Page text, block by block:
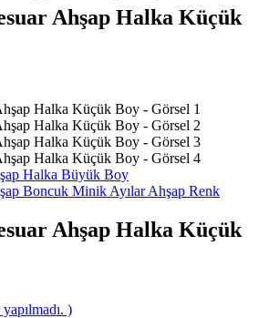
Halka Büyük Boy
Boncuk Minik Ayılar Ahşap Renk
Ahşap Halka Küçük
)